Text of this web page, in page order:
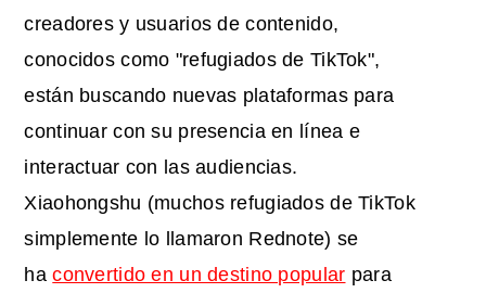
creadores y usuarios de contenido,
conocidos como "refugiados de TikTok",
están buscando nuevas plataformas para
continuar con su presencia en línea e
interactuar con las audiencias.
Xiaohongshu (muchos refugiados de TikTok
simplemente lo llamaron Rednote) se
haconvertido en un destino popular para